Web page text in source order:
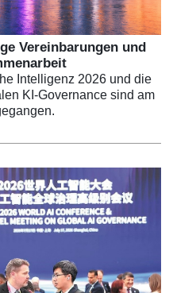
Vereinbarungen und
Intelligenz 2026 und die
KI-Governance sind am